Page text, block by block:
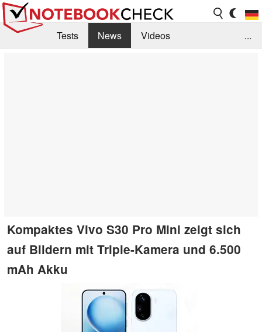
Tests News
Videos
...
Kompaktes Vivo S30 Pro Mini zeigt sich
auf Bildern mit Triple-Kamera und 6.500
mAh Akku